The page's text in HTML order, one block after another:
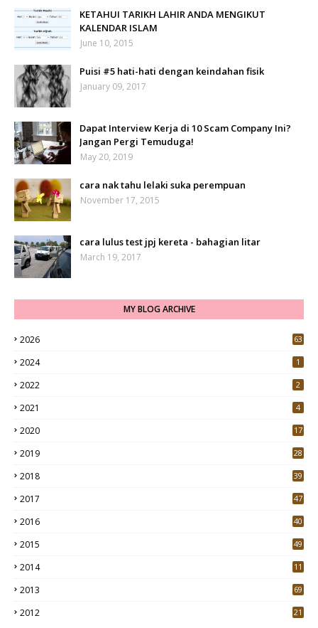
KETAHUI TARIKH LAHIR ANDA MENGIKUT
KALENDAR ISLAM
June 10, 2015
Puisi #5 hati-hati dengan keindahan fisik
January 09, 2017
Dapat Interview Kerja di 10 Scam Company Ini?
Jangan Pergi Temuduga!
May 20, 2019
cara nak tahu lelaki suka perempuan
November 17, 2015
cara lulus test jpj kereta - bahagian litar
March 19, 2017
MY BLOG ARCHIVE
2026 63
2024 1
2022 2
2021 4
2020
17
2019
28
2018
39
2017
47
2016
40
2015
49
2014 11
2013 69
2012 21